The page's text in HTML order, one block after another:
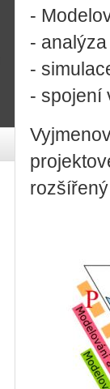
-
-
-
- spojení